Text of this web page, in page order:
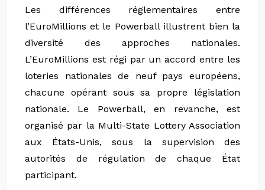
Les différences réglementaires entre
l’EuroMillions et le Powerball illustrent bien la
diversité des approches nationales.
L’EuroMillions est régi par un accord entre les
loteries nationales de neuf pays européens,
chacune opérant sous sa propre législation
nationale. Le Powerball, en revanche, est
organisé par la Multi-State Lottery Association
aux États-Unis, sous la supervision des
autorités de régulation de chaque État
participant.